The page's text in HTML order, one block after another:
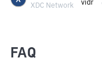
XDC Network
FAQ